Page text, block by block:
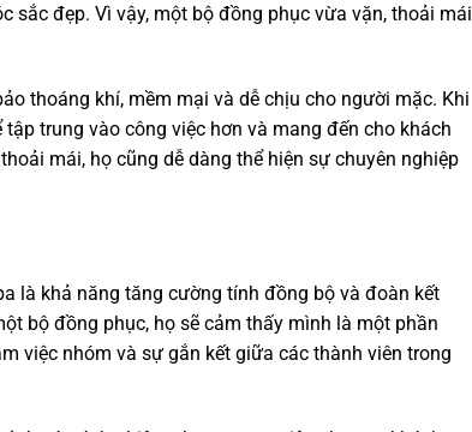
sắc đẹp. Vì vậy, một bộ đồng phục vừa vặn, thoải mái
thoáng khí, mềm mại và dễ chịu cho người mặc. Khi
trung vào công việc hơn và mang đến cho khách
mái, họ cũng dễ dàng thể hiện sự chuyên nghiệp
là khả năng tăng cường tính đồng bộ và đoàn kết
bộ đồng phục, họ sẽ cảm thấy mình là một phần
việc nhóm và sự gắn kết giữa các thành viên trong